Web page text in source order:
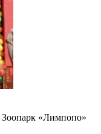
Зоопарк «Лимпопо»